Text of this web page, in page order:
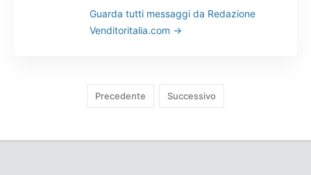
Guarda tutti messaggi da Redazione
Venditoritalia.com →
Precedente Successivo